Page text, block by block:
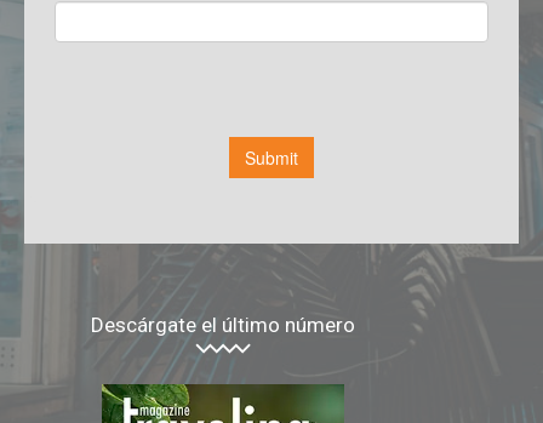
Descárgate el último número